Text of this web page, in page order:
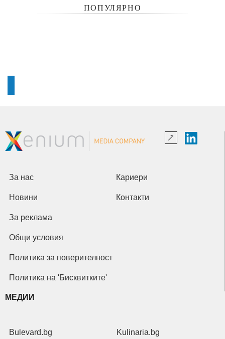
ПОПУЛЯРНО
За нас Кариери
Новини Контакти
За реклама
Общи условия
Политика за поверителност
Политика на 'Бисквитките'
МЕДИИ
Bulevard.bg Kulinaria.bg